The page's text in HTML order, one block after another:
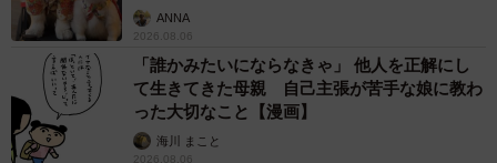
「なるとオムライス」（masaさん＠masa3192173提供）
材料：卵、砂糖、マヨネーズ、なると、チキンライス
ANNA
2026.08.06
「誰かみたいにならなきゃ」 他人を正解にし
て生きてきた母親 自己主張が苦手な娘に教わ
った大切なこと【漫画】
海川 まこと
2026.08.06